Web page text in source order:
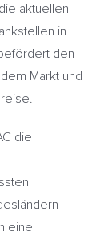
aktuellen
in
den
Markt und
die
eine